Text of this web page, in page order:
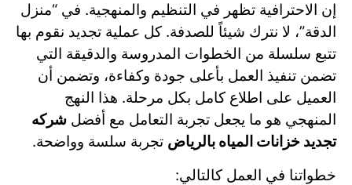
إن الاحترافية تظهر في التنظيم والمنهجية. في “منزل
الدقة”، لا نترك شيئاً للصدفة. كل عملية تجديد نقوم بها
تتبع سلسلة من الخطوات المدروسة والدقيقة التي
تضمن تنفيذ العمل بأعلى جودة وكفاءة، وتضمن أن
العميل على اطلاع كامل بكل مرحلة. هذا النهج
المنهجي هو ما يجعل تجربة التعامل مع أفضل شركه
تجديد خزانات المياه بالرياض تجربة سلسة وواضحة.
خطواتنا في العمل كالتالي: